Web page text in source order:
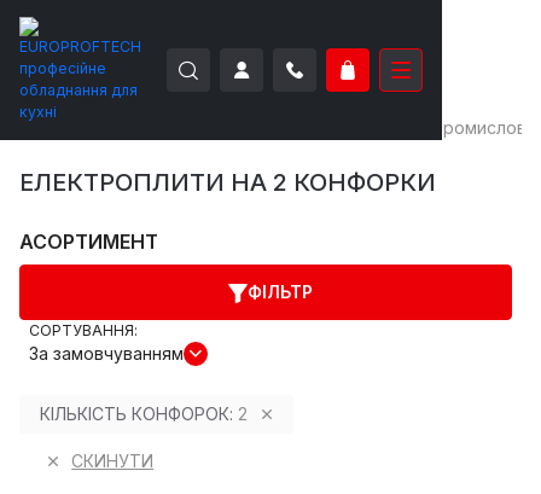
EUROPROFTECH Плити промислові
ЕЛЕКТРОПЛИТИ НА 2 КОНФОРКИ
АСОРТИМЕНТ
ФІЛЬТР
СОРТУВАННЯ:
За замовчуванням
КІЛЬКІСТЬ КОНФОРОК: 2
СКИНУТИ